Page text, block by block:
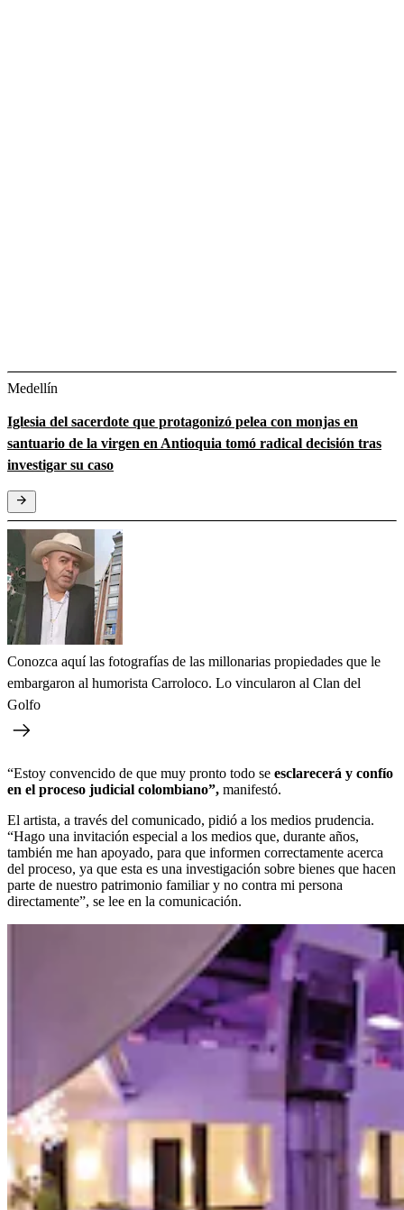
Medellín
Iglesia del sacerdote que protagonizó pelea con monjas en
santuario de la virgen en Antioquia tomó radical decisión tras
investigar su caso
Conozca aquí las fotografías de las millonarias propiedades que le
embargaron al humorista Carroloco. Lo vincularon al Clan del
Golfo
“Estoy convencido de que muy pronto todo se esclarecerá y confío
en el proceso judicial colombiano”, manifestó.
El artista, a través del comunicado, pidió a los medios prudencia.
“Hago una invitación especial a los medios que, durante años,
también me han apoyado, para que informen correctamente acerca
del proceso, ya que esta es una investigación sobre bienes que hacen
parte de nuestro patrimonio familiar y no contra mi persona
directamente”, se lee en la comunicación.